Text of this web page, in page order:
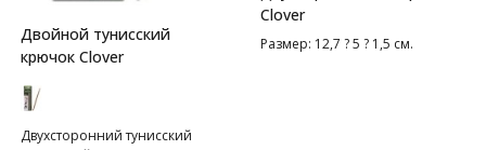
Двойной тунисский
крючок Clover
Двухсторонний тунисский
Clover
Размер: 12,7 ? 5 ? 1,5 см.